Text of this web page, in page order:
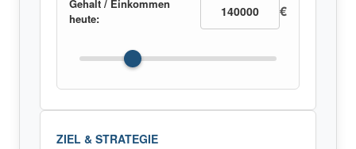
Gehalt / Einkommen
heute:
€
ZIEL & STRATEGIE